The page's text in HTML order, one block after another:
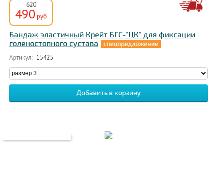
620
490 руб
Бандаж эластичный Крейт БГС-"ЦК" для фиксации
голеностопного сустава
Артикул: 15425